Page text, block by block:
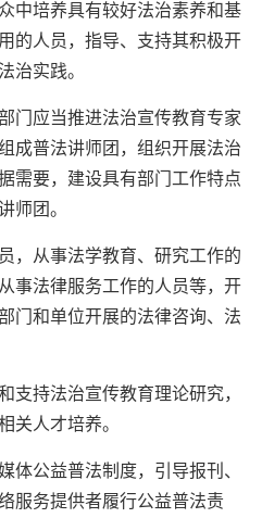
中培养具有较好法治素养和基
的人员，指导、支持其积极开
治实践。
门应当推进法治宣传教育专家
成普法讲师团，组织开展法治
需要，建设具有部门工作特点
师团。
，从事法学教育、研究工作的
事法律服务工作的人员等，开
门和单位开展的法律咨询、法
持法治宣传教育理论研究，
关人才培养。
公益普法制度，引导报刊、
服务提供者履行公益普法责